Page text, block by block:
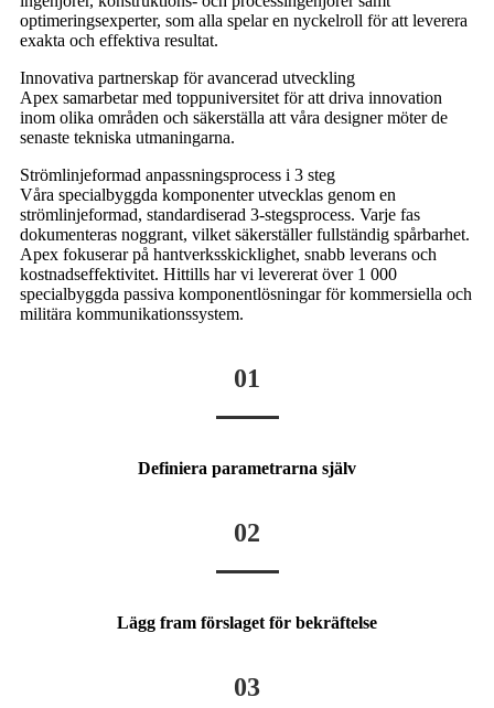
optimeringsexperter, som alla spelar en nyckelroll för att leverera
exakta och effektiva resultat.
Innovativa partnerskap för avancerad utveckling
Apex samarbetar med toppuniversitet för att driva innovation
inom olika områden och säkerställa att våra designer möter de
senaste tekniska utmaningarna.
Strömlinjeformad anpassningsprocess i 3 steg
Våra specialbyggda komponenter utvecklas genom en
strömlinjeformad, standardiserad 3-stegsprocess. Varje fas
dokumenteras noggrant, vilket säkerställer fullständig spårbarhet.
Apex fokuserar på hantverksskicklighet, snabb leverans och
kostnadseffektivitet. Hittills har vi levererat över 1 000
specialbyggda passiva komponentlösningar för kommersiella och
militära kommunikationssystem.
01
Definiera parametrarna själv
02
Lägg fram förslaget för bekräftelse
03